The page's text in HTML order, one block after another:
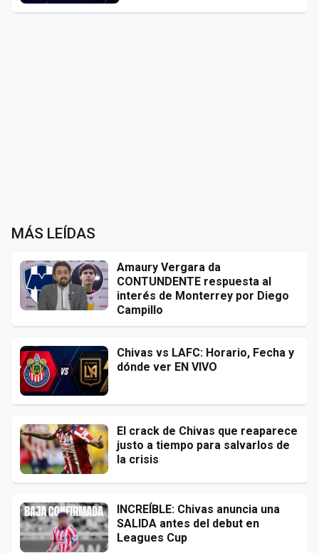
MÁS LEÍDAS
Amaury Vergara da
CONTUNDENTE respuesta al
interés de Monterrey por Diego
Campillo
Chivas vs LAFC: Horario, Fecha y
dónde ver EN VIVO
El crack de Chivas que reaparece
justo a tiempo para salvarlos de
la crisis
INCREÍBLE: Chivas anuncia una
SALIDA antes del debut en
Leagues Cup